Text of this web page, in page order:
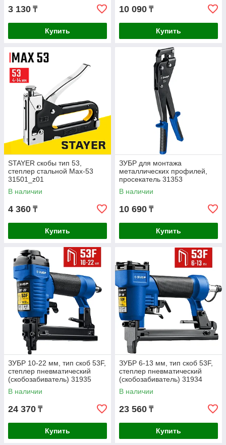
3 130 ₸
Купить
10 090 ₸
Купить
STAYER скобы тип 53,
cтеплер стальной Max-53
31501_z01
В наличии
4 360 ₸
Купить
ЗУБР для монтажа
металлических профилей,
просекатель 31353
ПРОФЕССИОНАЛ
В наличии
10 690 ₸
Купить
ЗУБР 10-22 мм, тип скоб 53F,
степлер пневматический
(скобозабиватель) 31935
Профессионал
В наличии
24 370 ₸
Купить
ЗУБР 6-13 мм, тип скоб 53F,
степлер пневматический
(скобозабиватель) 31934
В наличии
23 560 ₸
Купить